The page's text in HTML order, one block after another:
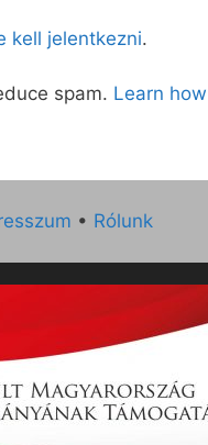
kell jelentkezni.
spam. Learn
• Rólunk